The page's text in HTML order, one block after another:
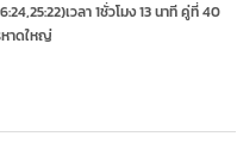
โซน
ภาค
18
เวลา 1ชั่วโมง 13 นาที คู่ที่ 40
าดใหญ่